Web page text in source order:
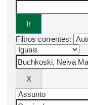
Filtros correntes: